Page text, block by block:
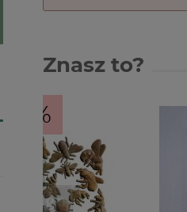
Znasz to?
-31%